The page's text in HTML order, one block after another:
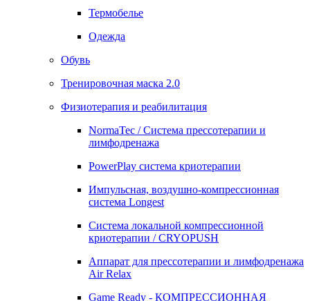
Термобелье
Одежда
Обувь
Тренировочная маска 2.0
Физиотерапия и реабилитация
NormaTec / Система прессотерапии и
лимфодренажа
PowerPlay система криотерапии
Импульсная, воздушно-компрессионная
система Longest
Система локальной компрессионной
криотерапии / CRYOPUSH
Аппарат для прессотерапии и лимфодренажа
Air Relax
Game Ready - КОМПРЕССИОННАЯ